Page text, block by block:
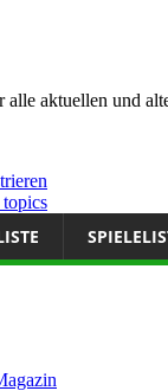
alle aktuellen und